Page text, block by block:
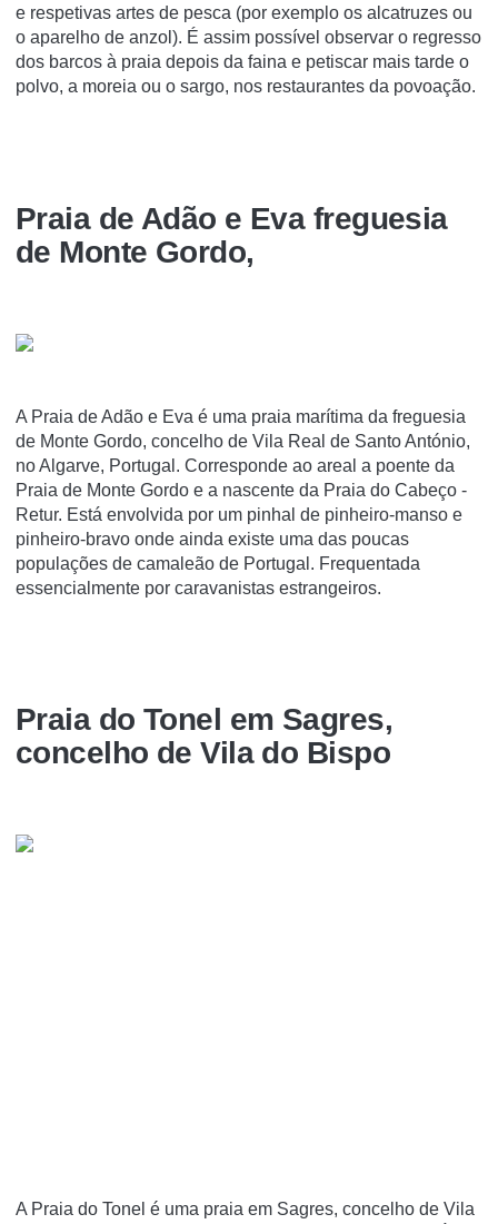
e respetivas artes de pesca (por exemplo os alcatruzes ou
o aparelho de anzol). É assim possível observar o regresso
dos barcos à praia depois da faina e petiscar mais tarde o
polvo, a moreia ou o sargo, nos restaurantes da povoação.
Praia de Adão e Eva freguesia
de Monte Gordo,
A Praia de Adão e Eva é uma praia marí­tima da freguesia
de Monte Gordo, concelho de Vila Real de Santo António,
no Algarve, Portugal. Corresponde ao areal a poente da
Praia de Monte Gordo e a nascente da Praia do Cabeço -
Retur. Está envolvida por um pinhal de pinheiro-manso e
pinheiro-bravo onde ainda existe uma das poucas
populações de camaleão de Portugal. Frequentada
essencialmente por caravanistas estrangeiros.
Praia do Tonel em Sagres,
concelho de Vila do Bispo
A Praia do Tonel é uma praia em Sagres, concelho de Vila